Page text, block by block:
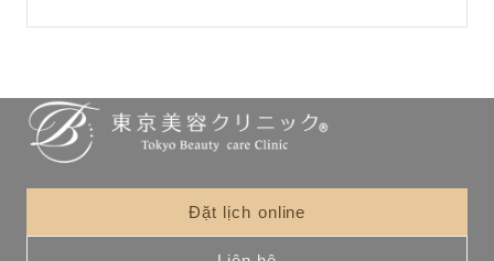
Đặt lịch online